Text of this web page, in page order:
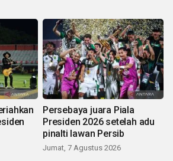
Persebaya juara Piala
Presiden 2026 setelah adu
pinalti lawan Persib
Jumat, 7 Agustus 2026